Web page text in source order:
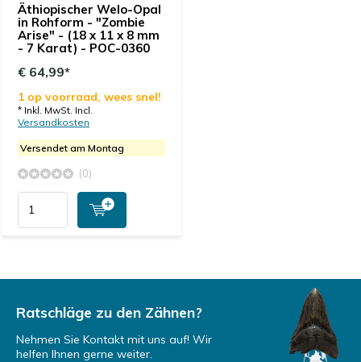
Äthiopischer Welo-Opal
in Rohform - "Zombie
Arise" - (18 x 11 x 8 mm
- 7 Karat) - POC-0360
€ 64,99*
1 op voorraad, wees snel!
* Inkl. MwSt. Incl.
Versandkosten
Versendet am Montag
(0)
Ratschläge zu den Zähnen?
Nehmen Sie Kontakt mit uns auf! Wir
helfen Ihnen gerne weiter.